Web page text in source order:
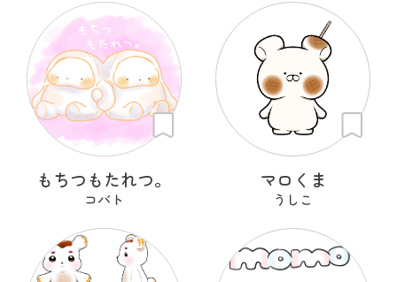
もちつもたれつ。
コバト
マロくま
うしこ